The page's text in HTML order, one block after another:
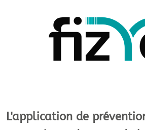
L'application de